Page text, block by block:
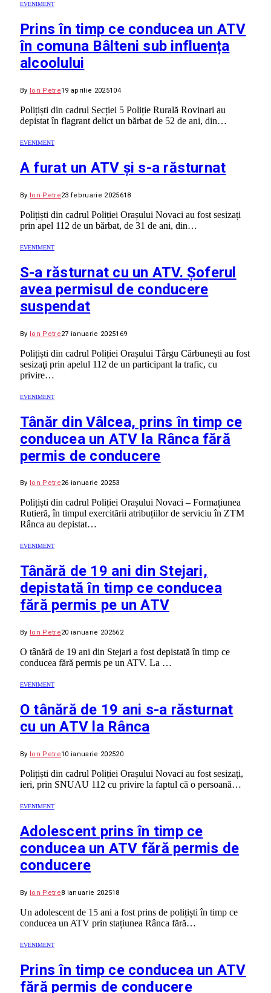
EVENIMENT
Prins în timp ce conducea un ATV
în comuna Bâlteni sub influența
alcoolului
By Ion Petre19 aprilie 2025104
Polițiști din cadrul Secției 5 Poliție Rurală Rovinari au
depistat în flagrant delict un bărbat de 52 de ani, din…
EVENIMENT
A furat un ATV și s-a răsturnat
By Ion Petre23 februarie 2025618
Polițiști din cadrul Poliției Orașului Novaci au fost sesizați
prin apel 112 de un bărbat, de 31 de ani, din…
EVENIMENT
S-a răsturnat cu un ATV. Șoferul
avea permisul de conducere
suspendat
By Ion Petre27 ianuarie 2025169
Polițiști din cadrul Poliției Orașului Târgu Cărbunești au fost
sesizaţi prin apelul 112 de un participant la trafic, cu
privire…
EVENIMENT
Tânăr din Vâlcea, prins în timp ce
conducea un ATV la Rânca fără
permis de conducere
By Ion Petre26 ianuarie 20253
Polițiști din cadrul Poliției Orașului Novaci – Formațiunea
Rutieră, în timpul exercitării atribuțiilor de serviciu în ZTM
Rânca au depistat…
EVENIMENT
Tânără de 19 ani din Stejari,
depistată în timp ce conducea
fără permis pe un ATV
By Ion Petre20 ianuarie 202562
O tânără de 19 ani din Stejari a fost depistată în timp ce
conducea fără permis pe un ATV. La …
EVENIMENT
O tânără de 19 ani s-a răsturnat
cu un ATV la Rânca
By Ion Petre10 ianuarie 202520
Polițiști din cadrul Poliției Orașului Novaci au fost sesizați,
ieri, prin SNUAU 112 cu privire la faptul că o persoană…
EVENIMENT
Adolescent prins în timp ce
conducea un ATV fără permis de
conducere
By Ion Petre8 ianuarie 202518
Un adolescent de 15 ani a fost prins de polițiști în timp ce
conducea un ATV prin stațiunea Rânca fără…
EVENIMENT
Prins în timp ce conducea un ATV
fără permis de conducere